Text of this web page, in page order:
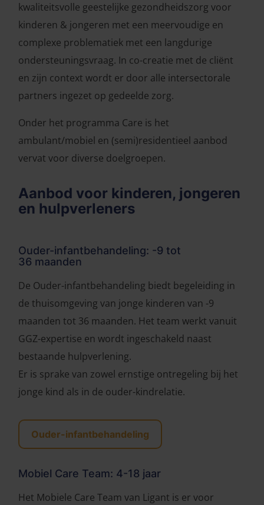
kwaliteitsvolle geestelijke gezondheidszorg voor
kinderen & jongeren met een meervoudige en
complexe problematiek met een langdurige
ondersteuningsvraag. In co-creatie met de cliënt
en zijn context wordt er door alle intersectorale
partners ingezet op gedeelde zorg.
Onder het programma Care is het
ambulant/mobiel en (semi)residentieel aanbod
vervat voor diverse doelgroepen.
Aanbod voor kinderen, jongeren
en hulpverleners
Ouder-infantbehandeling: -9 tot
36 maanden
De Ouder-infantbehandeling biedt begeleiding in
de thuisomgeving van jonge kinderen van -9
maanden tot 36 maanden. Het team werkt vanuit
GGZ-expertise en wordt ingeschakeld naast
bestaande hulpverlening.
Er is sprake van zowel ernstige ontregeling bij het
jonge kind als in de ouder-kindrelatie.
Ouder-infantbehandeling
Mobiel Care Team: 4-18 jaar
Het Mobiele Care Team van Ligant is er voor